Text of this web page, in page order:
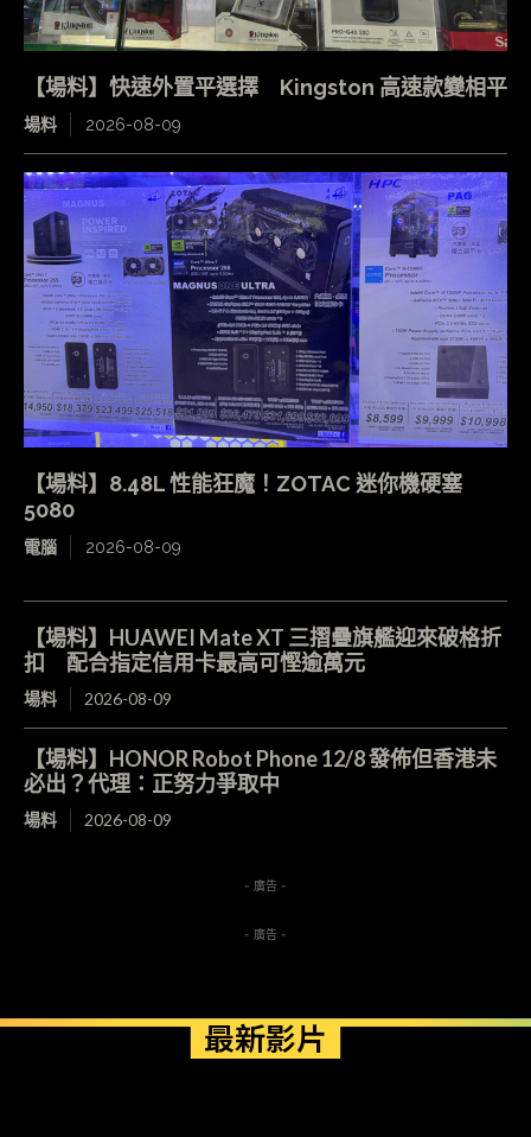
【場料】快速外置平選擇 Kingston 高速款變相平
場料 2026-08-09
【場料】8.48L 性能狂魔！ZOTAC 迷你機硬塞
5080
電腦 2026-08-09
【場料】HUAWEI Mate XT 三摺疊旗艦迎來破格折
扣 配合指定信用卡最高可慳逾萬元
場料 2026-08-09
【場料】HONOR Robot Phone 12/8 發佈但香港未
必出？代理：正努力爭取中
場料 2026-08-09
- 廣告 -
- 廣告 -
最新影片